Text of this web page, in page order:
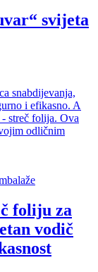
svijeta
snabdijevanja,
i efikasno. A
streč folija. Ova
odličnim
foliju za
vodič